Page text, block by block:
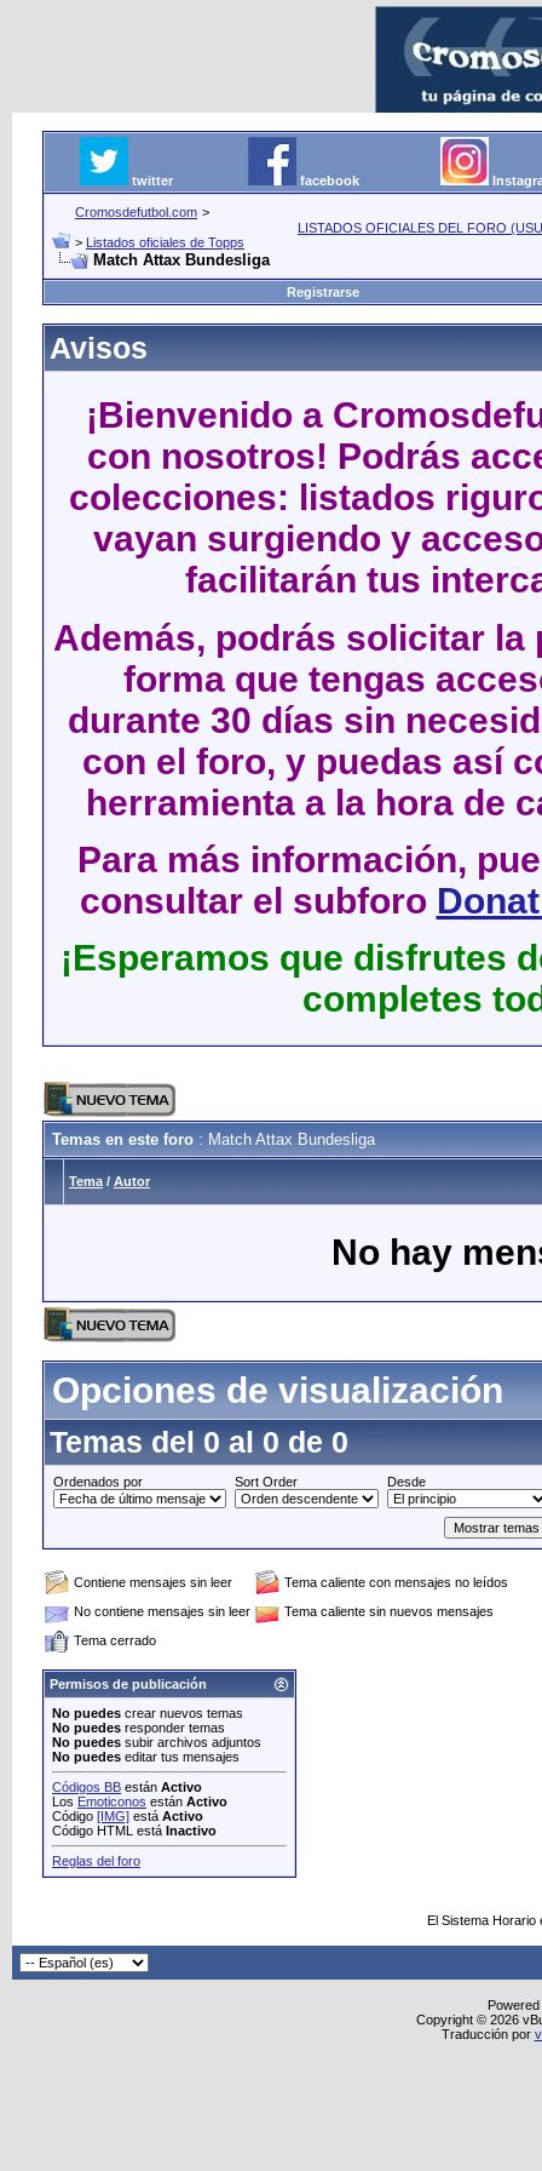
twitter facebook
Cromosdefutbol.com >
LISTADOS OFICIALES DEL FORO
> Listados oficiales de Topps
Match Attax Bundesliga
Registrarse
Avisos
¡Bienvenido a
con nosotros! Podrás
colecciones: listados
vayan surgiendo y
facilitarán tus
Además, podrás solicitar
forma que tengas
durante 30 días sin
con el foro, y puedas así
herramienta a la hora de
Para más información,
consultar el subforo
¡Esperamos que disfrutes
completes
Temas en este foro : Match Attax Bundesliga
Tema / Autor
No hay
Opciones de visualización
Temas del 0 al 0 de 0
Ordenados por Sort Order Desde
Contiene mensajes sin leer
Tema caliente con mensajes no leídos
No contiene mensajes sin leer
Tema caliente sin nuevos mensajes
Tema cerrado
Permisos de publicación
No puedes crear nuevos temas
No puedes responder temas
No puedes subir archivos adjuntos
No puedes editar tus mensajes
Códigos BB están Activo
Los Emoticonos están Activo
Código [IMG] está Activo
Código HTML está Inactivo
Reglas del foro
El Sistema
Copyright © 2026
Traducción por